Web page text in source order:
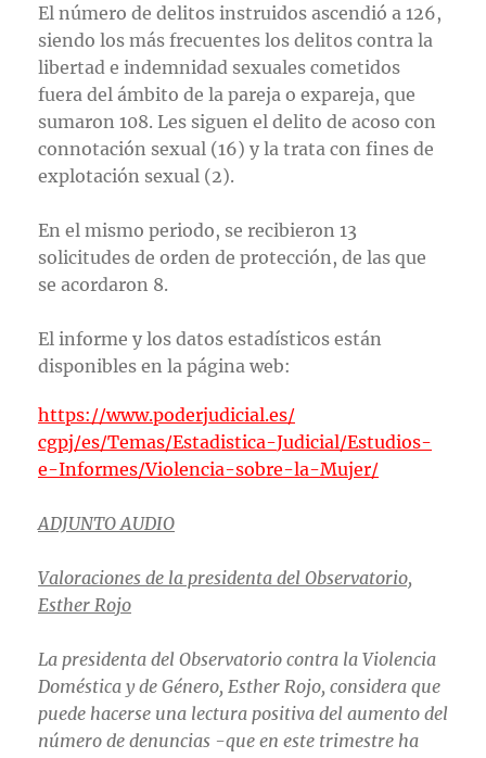
El número de delitos instruidos ascendió a 126,
siendo los más frecuentes los delitos contra la
libertad e indemnidad sexuales cometidos
fuera del ámbito de la pareja o expareja, que
sumaron 108. Les siguen el delito de acoso con
connotación sexual (16) y la trata con fines de
explotación sexual (2).
En el mismo periodo, se recibieron 13
solicitudes de orden de protección, de las que
se acordaron 8.
El informe y los datos estadísticos están
disponibles en la página web:
https://www.poderjudicial.es/
cgpj/es/Temas/Estadistica-Judicial/Estudios-
e-Informes/Violencia-sobre-la-Mujer/
ADJUNTO AUDIO
Valoraciones de la presidenta del Observatorio,
Esther Rojo
La presidenta del Observatorio contra la Violencia
Doméstica y de Género, Esther Rojo, considera que
puede hacerse una lectura positiva del aumento del
número de denuncias -que en este trimestre ha